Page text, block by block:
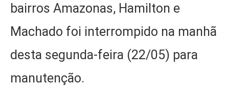
bairros Amazonas, Hamilton e
Machado foi interrompido na manhã
desta segunda-feira (22/05) para
manutenção.